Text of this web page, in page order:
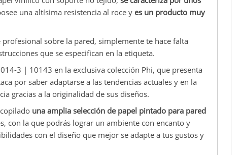
una altísima resistencia al roce y es un producto muy
sobre la pared, simplemente te hace falta
que se especifican en la etiqueta.
3 | 10143 en la exclusiva colección Phi, que presenta
por saber adaptarse a las tendencias actuales y en la
gracias a la originalidad de sus diseños.
una amplia selección de papel pintado para pared
con la que podrás lograr un ambiente con encanto y
con el diseño que mejor se adapte a tus gustos y